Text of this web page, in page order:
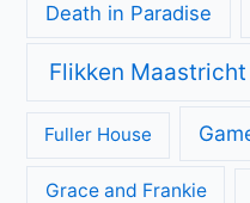
Death in Paradise
Flikken Maastricht
Fuller House
Grace and Frankie